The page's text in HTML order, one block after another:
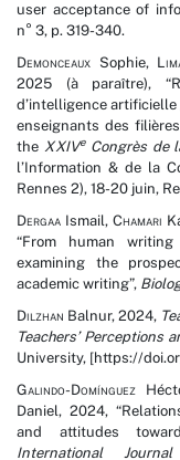
user acceptance of
n° 3, p. 319-340.
Demonceaux Sophie,
2025 (à paraître),
d’intelligence artificielle
enseignants des
the XXIVeCongrès de
l’Information & de la
Rennes 2), 18-20 juin,
Dergaa Ismail, Chamari
“From human
examining the
academic writing”,
Dilzhan Balnur, 2024,
Teachers’ Perceptions
University, [https://
Galindo-Domínguez
Daniel, 2024,
and attitudes
International